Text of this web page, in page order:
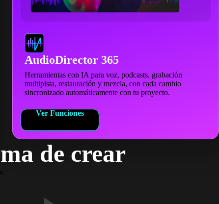
AudioDirector 365
Herramientas con IA para voz, podcasts, grabación
multipista, restauración y mezcla, con cada cambio
sincronizado automáticamente con tu proyecto.
Ver Funciones
de crear